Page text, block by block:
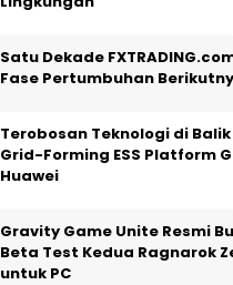
Satu Dekade
Fase Pertumbuhan
Terobosan Teknologi di
Grid-Forming ESS Platform
Huawei
Gravity Game Unite Resmi
Beta Test Kedua Ragnarok
untuk PC